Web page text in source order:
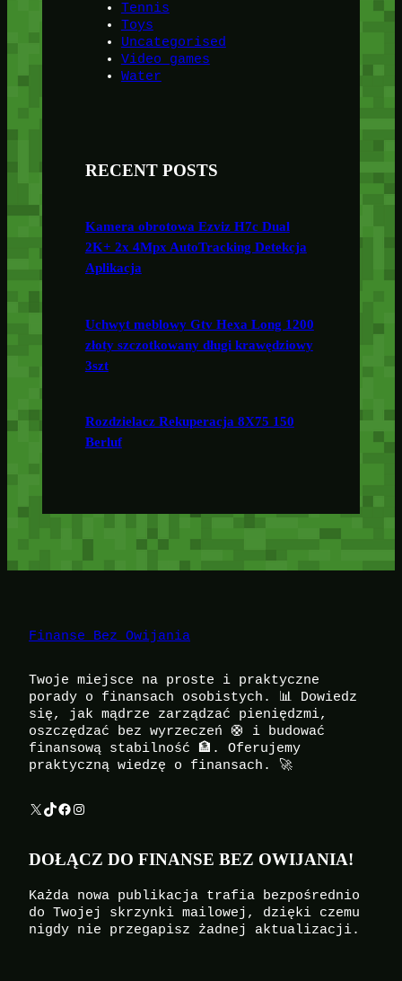
Tennis
Toys
Uncategorised
Video games
Water
RECENT POSTS
Kamera obrotowa Ezviz H7c Dual
2K+ 2x 4Mpx AutoTracking Detekcja
Aplikacja
Uchwyt meblowy Gtv Hexa Long 1200
złoty szczotkowany długi krawędziowy
3szt
Rozdzielacz Rekuperacja 8X75 150
Berluf
Finanse Bez Owijania
Twoje miejsce na proste i praktyczne
porady o finansach osobistych. 📊 Dowiedz
się, jak mądrze zarządzać pieniędzmi,
oszczędzać bez wyrzeczeń 🛟 i budować
finansową stabilność 🏦. Oferujemy
praktyczną wiedzę o finansach. 🚀
X TikTok Facebook Instagram
DOŁĄCZ DO FINANSE BEZ OWIJANIA!
Każda nowa publikacja trafia bezpośrednio
do Twojej skrzynki mailowej, dzięki czemu
nigdy nie przegapisz żadnej aktualizacji.